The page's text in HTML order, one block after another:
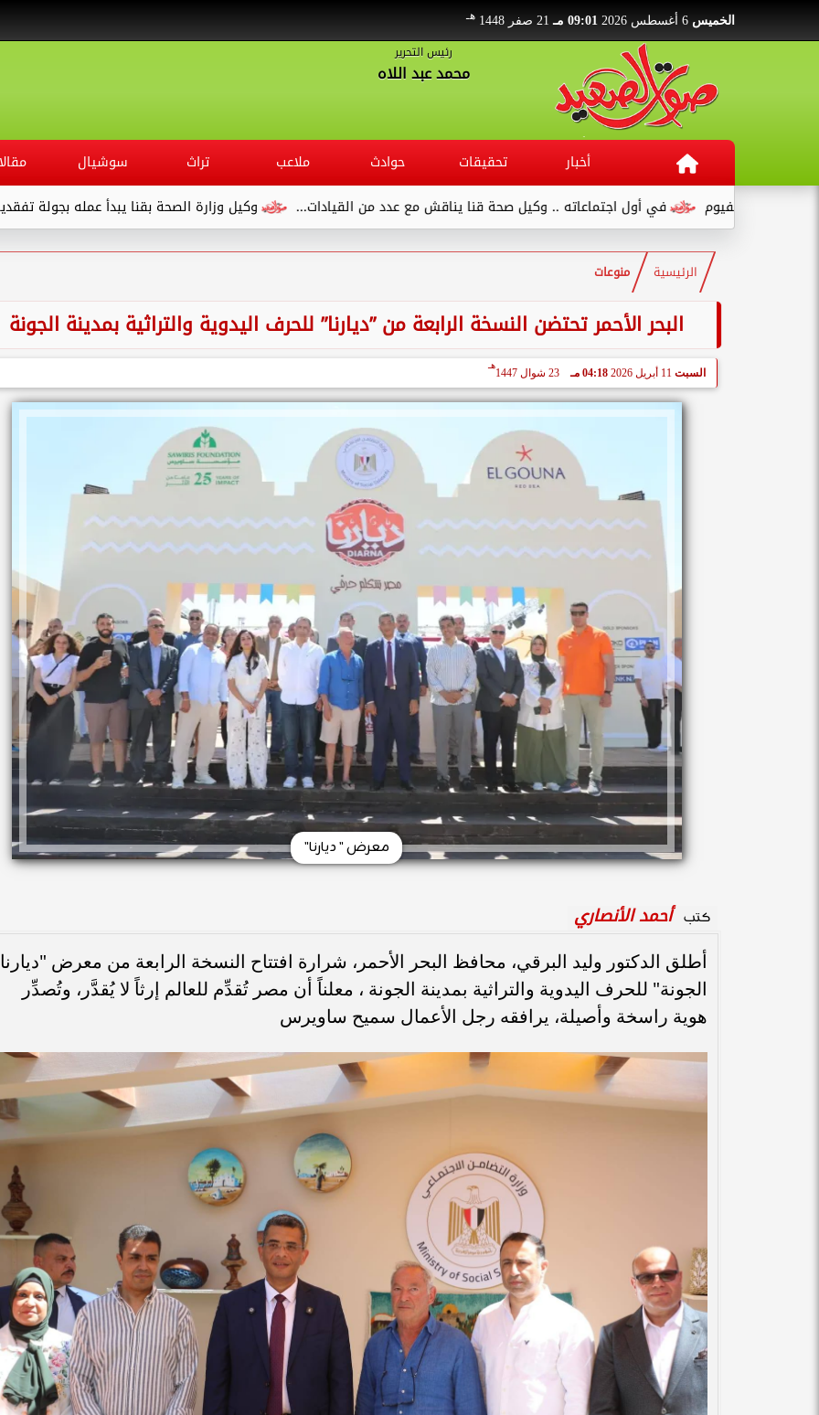
الخميس 09:01 مـ 21 صفر 1448 هـ
رئيس التحرير
محمد عبد اللاه
أخبار تحقيقات حوادث ملاعب تراث سوشيال
وكيل وزارة الصحة بقنا يبدأ عمله بجولة تفقدية لديوان المديرية
في أول اجتماعاته .. وكيل صحة قنا يناقش مع عدد من القيادات...
الرئيسية منوعات
البحر الأحمر تحتضن النسخة الرابعة من ”ديارنا” للحرف اليدوية والتراثية بمدينة الجونة
السبت 04:18 مـ 23 شوال 1447
هـ
معرض " ديارنا"
كتب أحمد الأنصاري
أطلق الدكتور وليد البرقي، محافظ البحر الأحمر، شرارة افتتاح النسخة الرابعة من معرض "ديارنا
الجونة" للحرف اليدوية والتراثية بمدينة الجونة ، معلناً أن مصر تُقدِّم للعالم إرثاً لا يُقدَّر، وتُصدِّر
هوية راسخة وأصيلة، يرافقه رجل الأعمال سميح ساويرس